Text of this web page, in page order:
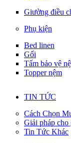
Giường điều
Phụ kiện
Bed linen
Gối
Tấm bảo vệ
Topper nệm
TIN TỨC
Cách Chọn
Giải pháp
Tin Tức Khác